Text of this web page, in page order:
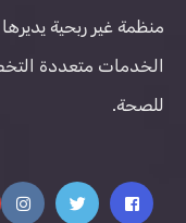
منظمة غير ربحية
الخدمات متعددة
للصحة.